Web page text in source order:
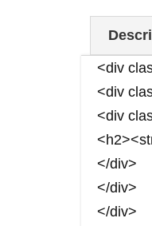
<div
<div
<div
</div>
</div>
</div>